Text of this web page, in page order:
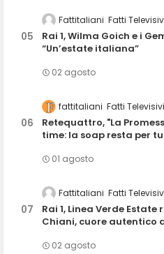
Fattitaliani Fatti
Rai 1, Wilma Goich e i
“Un’estate italiana”
02 agosto
fattitaliani Fatti Televisivi
Retequattro, "La
time: la soap resta per
01 agosto
Fattitaliani Fatti
Rai 1, Linea Verde
Chiani, cuore autentico
02 agosto